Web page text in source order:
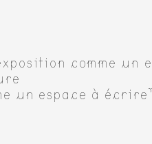
comme un
un espace à